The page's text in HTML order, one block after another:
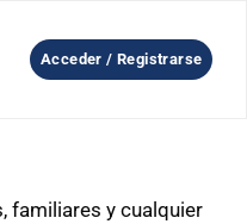
Acceder / Registrarse
familiares y cualquier